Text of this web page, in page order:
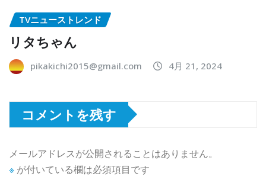
TVニューストレンド
リタちゃん
pikakichi2015@gmail.com 4月 21, 2024
コメントを残す
メールアドレスが公開されることはありません。
※ が付いている欄は必須項目です